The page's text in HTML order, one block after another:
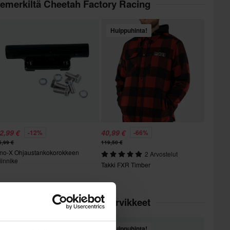
Cheetah Factory Racing
€ -12%
€
X Ohjaustankokorokkeen
Huippuhinta!
40,99 € -66%
119,50 €
2 Arvostelut
Takki FXR Timber
Ohjaustangon tarvikkeet